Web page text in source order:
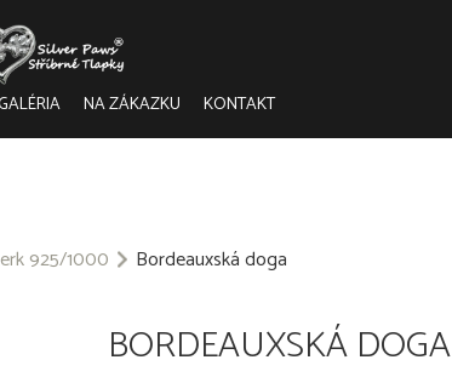
NA ZÁKAZKU KONTAKT
925/1000 Bordeauxská doga
BORDEAUXSKÁ DOGA